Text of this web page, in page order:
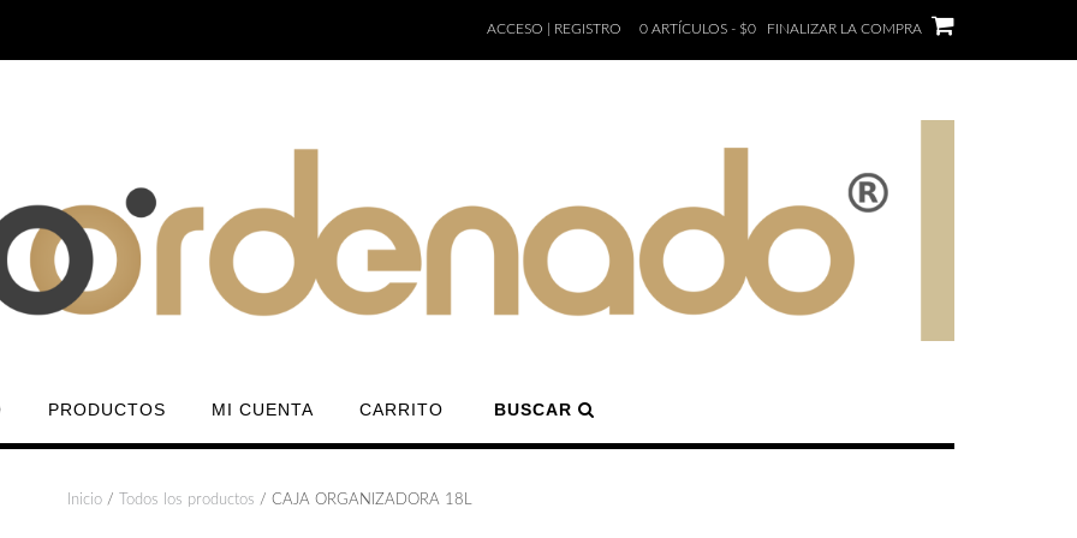
ACCESO | REGISTRO 0 ARTÍCULOS - $0 FINALIZAR LA COMPRA
PRODUCTOS MI CUENTA CARRITO BUSCAR
Inicio/ Todos los productos / CAJA ORGANIZADORA 18L